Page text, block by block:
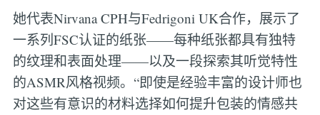
她代表Nirvana CPH与Fedrigoni UK合作，展示了
一系列FSC认证的纸张——每种纸张都具有独特
的纹理和表面处理——以及一段探索其听觉特性
的ASMR风格视频。“即使是经验丰富的设计师也
对这些有意识的材料选择如何提升包装的情感共